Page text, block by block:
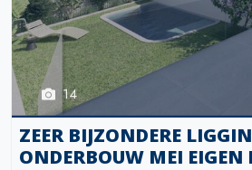
14
ZEER BIJZONDERE
ONDERBOUW MEI